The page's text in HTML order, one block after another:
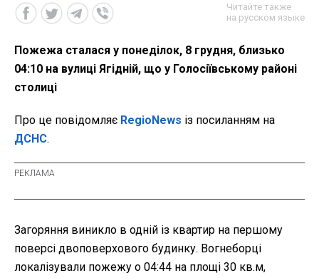
Читайте также
на русском языке
Пожежа сталася у понеділок, 8 грудня, близько
04:10 на вулиці Ягідній, що у Голосіївському районі
столиці
Про це повідомляє RegioNews із посиланням на
ДСНС.
Загоряння виникло в одній із квартир на першому
поверсі двоповерхового будинку. Вогнеборці
локалізували пожежу о 04:44 на площі 30 кв.м,